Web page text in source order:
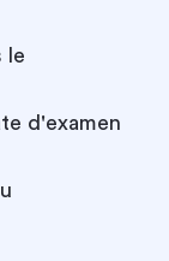
le
d'examen